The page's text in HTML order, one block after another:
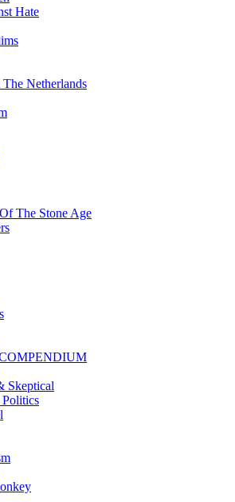
Hate
Netherlands
The Stone Age
Skeptical